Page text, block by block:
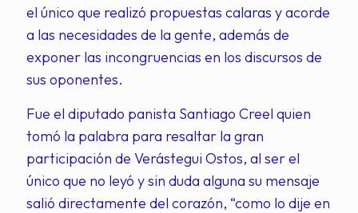
el único que realizó propuestas calaras y acorde
a las necesidades de la gente, además de
exponer las incongruencias en los discursos de
sus oponentes.
Fue el diputado panista Santiago Creel quien
tomó la palabra para resaltar la gran
participación de Verástegui Ostos, al ser el
único que no leyó y sin duda alguna su mensaje
salió directamente del corazón, “como lo dije en